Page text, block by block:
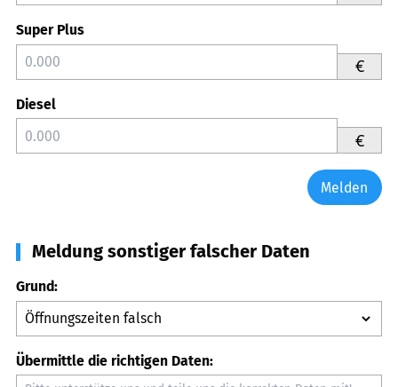
Super Plus
€
Diesel
€
Melden
Meldung sonstiger falscher Daten
Grund:
Übermittle die richtigen Daten: